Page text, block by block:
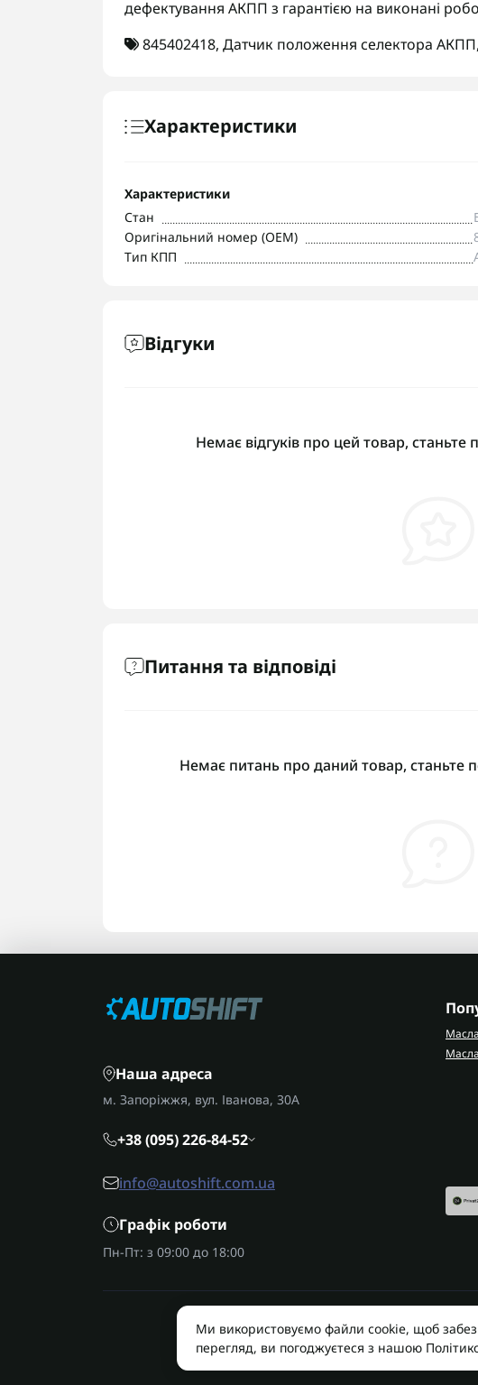
дефектування АКПП з гарантією на виконані
845402418, Датчик положення селектора АКПП,
Характеристики
Характеристики
Стан
Оригінальний номер (OEM)
Тип КПП
Відгуки
Немає відгуків про цей товар,
Питання та відповіді
Немає питань про даний товар, станьте
Наша адреса
м. Запоріжжя, вул. Іванова, 30А
+38 (095) 226-84-52
info@autoshift.com.ua
Графік роботи
Пн-Пт: з 09:00 до 18:00
AUTOSHIFT |
Ми використовуємо файли cookie, щоб
перегляд, ви погоджуєтеся з нашою